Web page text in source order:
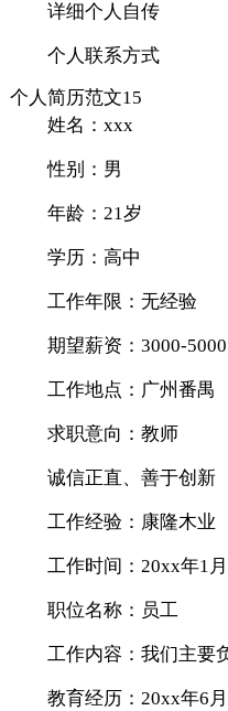
详细个人自传
个人联系方式
个人简历范文15
姓名：xxx
性别：男
年龄：21岁
学历：高中
工作年限：无经验
期望薪资：3000-
工作地点：广州番禺
求职意向：教师
诚信正直、善于创新
工作经验：康隆木业
工作时间：20xx年1
职位名称：员工
工作内容：我们主要
教育经历：20xx年6